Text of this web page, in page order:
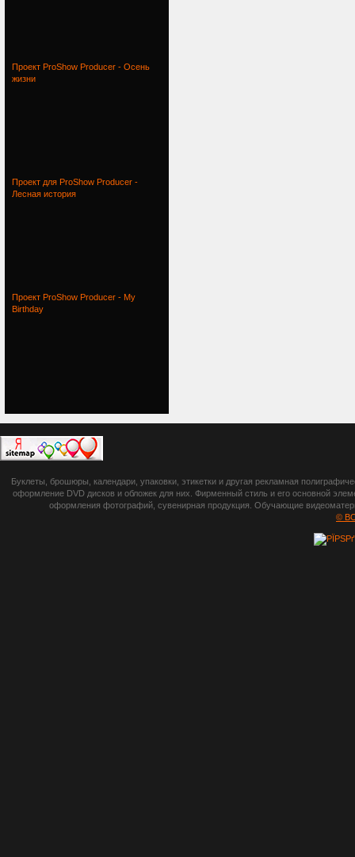
Проект ProShow Producer - Осень
жизни
Проект для ProShow Producer -
Лесная история
Проект ProShow Producer - My
Birthday
botsetto.ru -
photoshop,
шрифты,
Буклеты, брошюры, календари, упаковки, этикетки и другая рекламная
оформление DVD дисков и обложек для них. Фирменный стиль и его основной
оформления фотографий, сувенирная продукция. Обучающие
©